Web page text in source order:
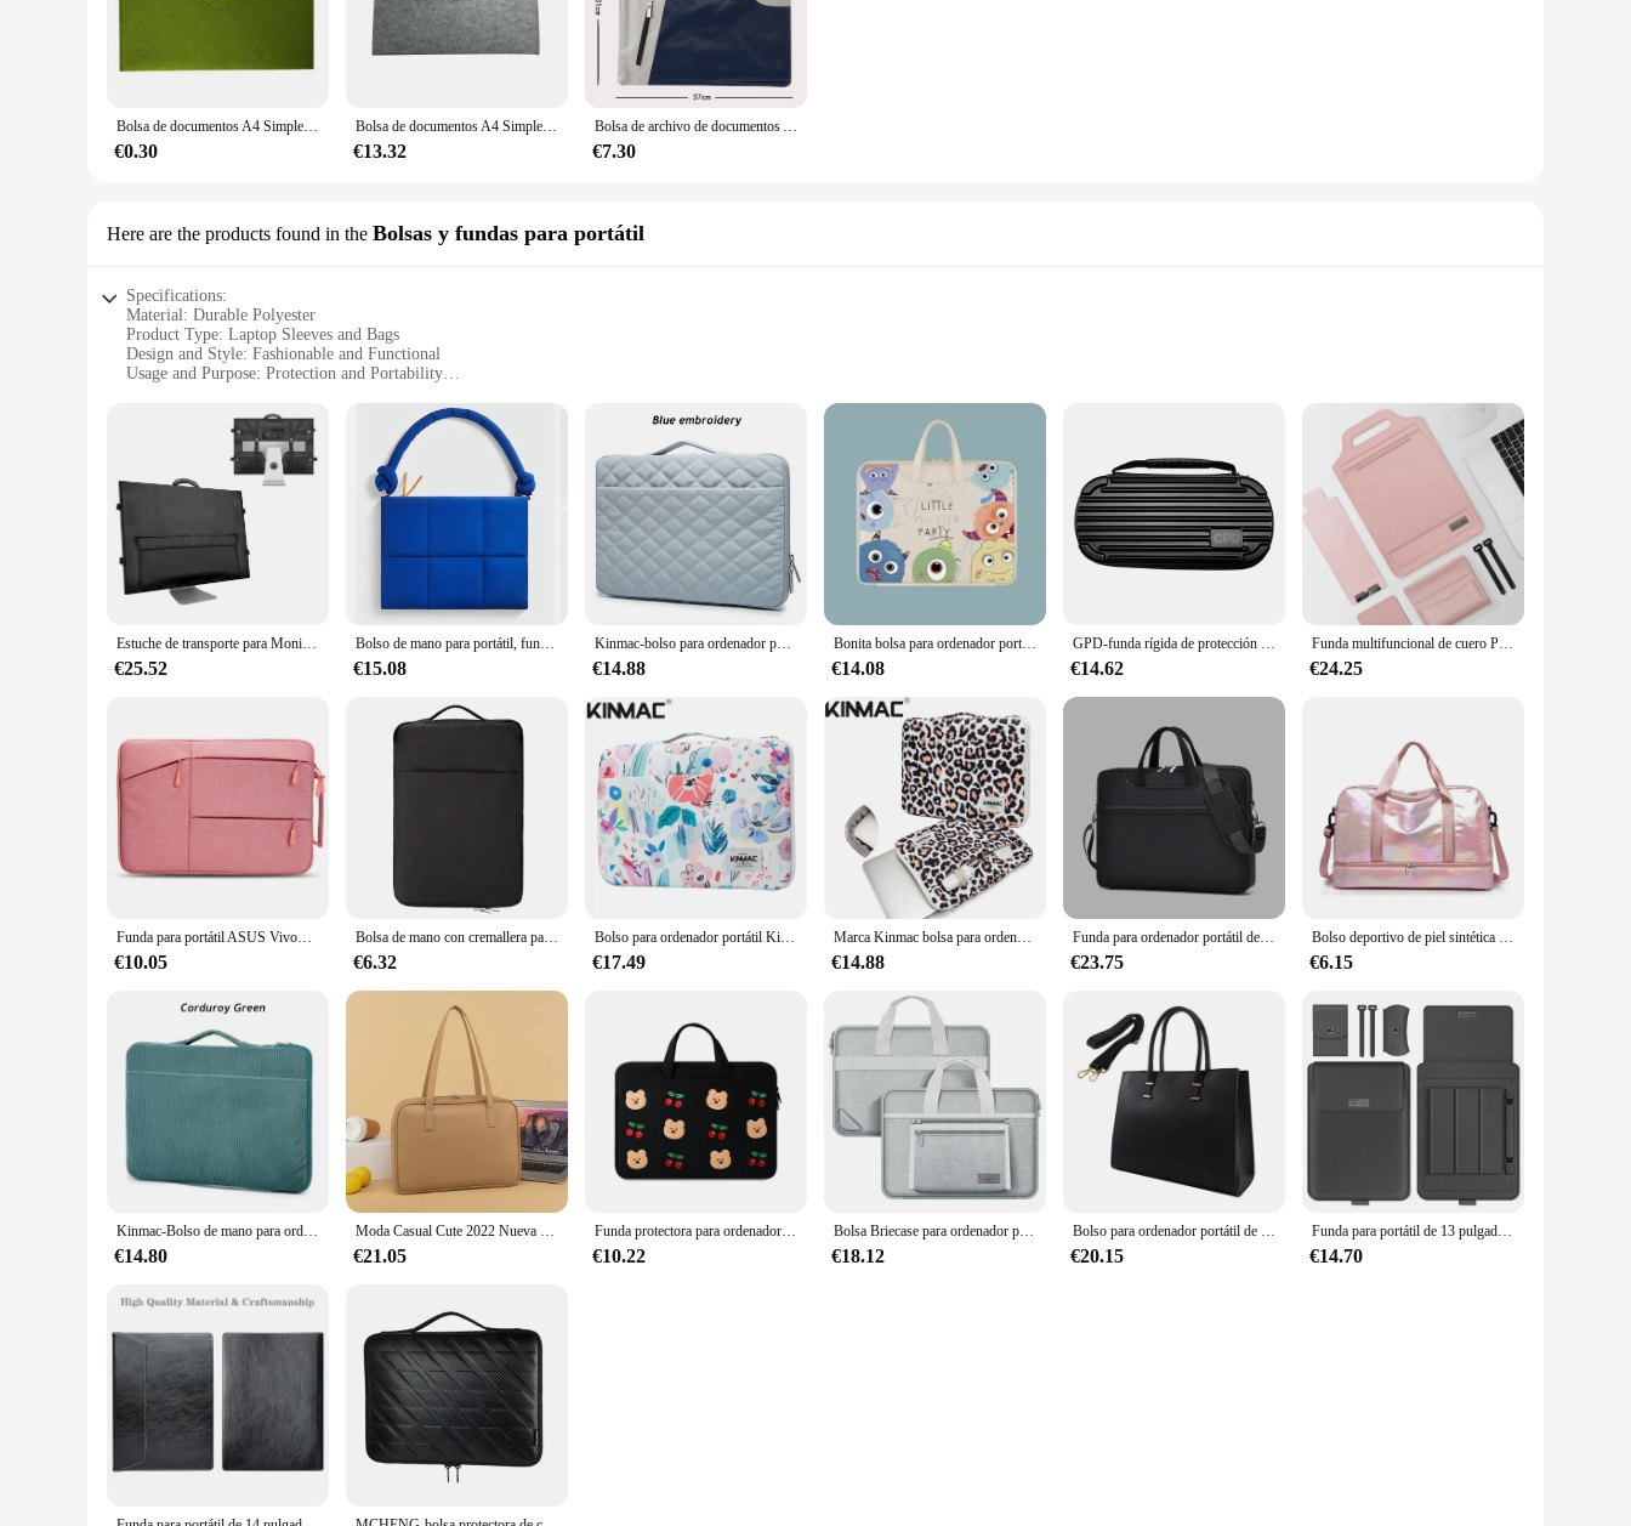
Bolsa de documentos A4 Simple de gran capacidad, maletín de negocios, carpetas de archivos, productos químicos de fieltro, suministros de oficina, 1 unidad
€0.30
Bolsa de documentos A4 Simple de gran capacidad, 5 piezas, maletín de negocios, carpetas de archivos, productos químicos de fieltro, 8 colores disponibles
€13.32
Bolsa de archivo de documentos A4, carpeta, maletín de lona portátil de moda, bolsas de documentos con doble cremallera, almacenamiento de oficina de documentos de datos
€7.30
Here are the products found in the Bolsas y fundas para portátil
Specifications:
Material: Durable Polyester
Product Type: Laptop Sleeves and Bags
Design and Style: Fashionable and Functional
Usage and Purpose: Protection and Portability
Shape and Size: Variety of options to fit different laptop models
|Wholesale|Vendors|
**Versatile Protection for Your Laptop**
The Maletines y Fundas para Laptops are designed to provide the ultimate protection for your device. Crafted from high-quality polyester, these sleeves and bags are not only stylish but also durable
enough to withstand the rigors of daily use. Whether you're commuting to work, heading to school, or traveling, these laptop accessories ensure your device stays safe from scratches, bumps, and
spills. The variety of sizes available ensures a perfect fit for laptops of all shapes and sizes, making it a versatile choice for any laptop owner.
**Designed for the Modern Professional**
The sleek design and stylish aesthetics of these laptop sleeves and bags make them a perfect companion for the modern professional. The sleeves come in a range of colors and patterns, allowing you to
choose one that complements your personal style. The bags, on the other hand, offer additional storage space for your accessories, making it a practical choice for those who need to carry more than
just their laptop. Whether you're attending a business meeting or heading to a client presentation, these laptop accessories are designed to elevate your professional image.
The Maletines y Fundas para Laptops are not just about protection; they're also about convenience. The lightweight and portable design makes it easy to carry your laptop wherever you go. Whether
you're a student, a professional, or a traveler, these laptop sleeves and bags are the perfect accessory for your on-the-go lifestyle. They are not only functional but also easy to clean, ensuring that your
laptop remains protected and looking pristine, no matter where your journey takes you.
Estuche de transporte para Monitor de 27 pulgadas, bolsa de transporte de viaje, caja protectora para computadora de escritorio, carcasa de forro de terciopelo suave antiarañazos
€25.52
Bolso de mano para portátil, funda para Macbook, Ipad Pro11, tableta, Lenovo, HP, Dell, 13,3/13,6/14 /15/15, 6/16 pulgadas, nuevo
€15.08
Kinmac-bolso para ordenador portátil para mujer y hombre, funda de mano bordada para MacBook Air Pro 12,13, 3,14, 15,4, 15,6 pulgadas, 13,3
€14.88
Bonita bolsa para ordenador portátil, funda impermeable a prueba de golpes para Macbook Air Pro 13,3 16 Dell Xiaomi Huawei, 15,6, 14, 15, 13,6 pulgadas
€14.08
GPD-funda rígida de protección Original para GPD WIN 4, Windows 11, Mini ordenador portátil para juegos, PC, color negro
€14.62
Funda multifuncional de cuero PU para portátil, bolsa para Macbook Air Pro 11, 13, 14, 15, 16 Pro, accesorios de cubierta
€24.25
Funda para portátil ASUS VivoBook, bolso de viaje para hombre y mujer, 15, 15,6 pulgadas, Go 12, L210, 11,6 pulgadas, 2022
€10.05
Bolsa de mano con cremallera para ordenador portátil, bolso de mano con letras doradas para Apple Macbook Air de 13 pulgadas, Dell XPS de 11, 12, 13, 14 y 15 pulgadas
€6.32
Bolso para ordenador portátil Kinmac de marca a prueba de golpes, 12,13,3,14,15,4,15,6 pulgadas, funda impermeable para hombre y mujer para MacBook Air Pro M1, bolso para PC
€17.49
Marca Kinmac bolsa para ordenador portátil 12,13,3,14,15,4,15,6 pulgadas, funda de bolso de leopardo para MacBook Air Pro M1 Compute PC maletín Drop 063
€14.88
Funda para ordenador portátil de 17 pulgadas para hombre y mujer, maletín a prueba de golpes para Macbook, Hp, Dell, viaje de negocios, novedad
€23.75
Bolso deportivo de piel sintética para ordenador portátil, bolsa de hombro de gran capacidad, resistente al agua, doble capa, 14 pulgadas, todo en uno, 2024
€6.15
Kinmac-Bolso de mano para ordenador portátil, funda de pana a prueba de golpes para MacBook Air Pro M1, Notebook y PC, de 12,13, 3,14, 15,4, 15,6 pulgadas
€14.80
Moda Casual Cute 2022 Nueva bolsa de cuero de la PU del ordenador portátil de 13,3 14 15,6 pulgadas bolsos simples para Xiaomi MacBook Air Pro 13 bolsa de hombro de las mujeres a prueba de agua funda del portátil
€21.05
Funda protectora para ordenador portátil, bolsa de transporte para 13, 13,3, 15, 15,6 pulgadas, ipad 11, Macbook Air M2, 13,6, Pro14, 16, Lenovo, Huawei
€10.22
Bolsa Briecase para ordenador portátil, Funda para Notebook de 13, 14, 15, 16 pulgadas, MacBook Air Pro, HP, Huawei, Asus, Dell, Samsung, Xiaomi
€18.12
Bolso para ordenador portátil de 15,6 pulgadas para mujer, bolso de mano de cuero para oficina y negocios
€20.15
Funda para portátil de 13 pulgadas, maletín de cuero con soporte para Microsoft Surface Pro 9/8/X Pro 7 6 5 4 3
€14.70